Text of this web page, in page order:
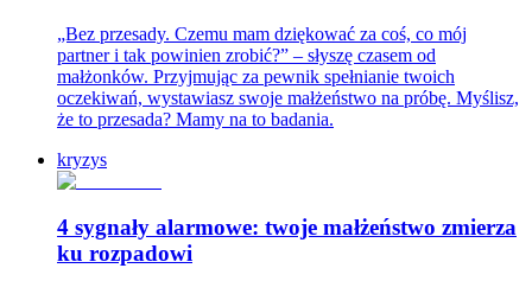
„Bez przesady. Czemu mam dziękować za coś, co mój
partner i tak powinien zrobić?” – słyszę czasem od
małżonków. Przyjmując za pewnik spełnianie twoich
oczekiwań, wystawiasz swoje małżeństwo na próbę. Myślisz,
że to przesada? Mamy na to badania.
kryzys
4 sygnały alarmowe: twoje małżeństwo zmierza
ku rozpadowi